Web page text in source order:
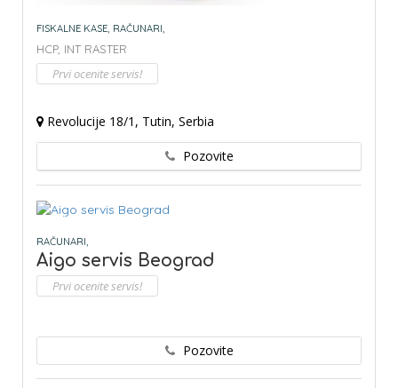
FISKALNE KASE, RAČUNARI,
HCP, INT RASTER
Prvi ocenite servis!
Revolucije 18/1, Tutin, Serbia
Pozovite
RAČUNARI,
Aigo servis Beograd
Prvi ocenite servis!
Pozovite